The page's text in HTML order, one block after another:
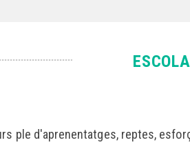
ple d'aprenentatges, reptes,